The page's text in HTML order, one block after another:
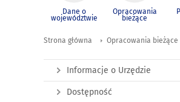
Dane o
województwie
Opracowania
bieżące
Strona główna Opracowania bieżące
Informacje o Urzędzie
Dostępność